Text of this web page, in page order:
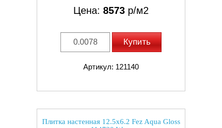
Цена: 8573 р/м2
Купить
Артикул: 121140
Плитка настенная 12.5x6.2 Fez Aqua Gloss